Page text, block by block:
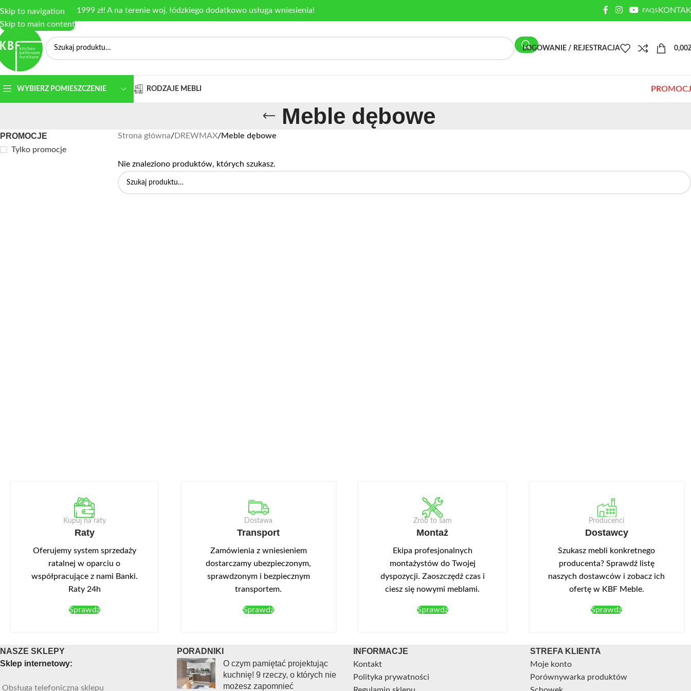
Skip to navigation
Skip to main content
dostawa od 1999 zł! A na terenie woj. łódzkiego dodatkowo usługa wniesienia! FAQS
LOGOWANIE / REJESTRACJA 0,00
WYBIERZ POMIESZCZENIE RODZAJE MEBLI
Meble dębowe
PROMOCJE
Tylko promocje
Strona główna/DREWMAX/Meble dębowe
Nie znaleziono produktów, których szukasz.
Kupuj na raty
Raty
Oferujemy system sprzedaży
ratalnej w oparciu o
współpracujące z nami Banki.
Raty 24h
Sprawdź
Dostawa
Transport
Zamówienia z wniesieniem
dostarczamy ubezpieczonym,
sprawdzonym i bezpiecznym
transportem.
Sprawdź
Zrób to sam
Montaż
Ekipa profesjonalnych
montażystów do Twojej
dyspozycji. Zaoszczędź czas i
ciesz się nowymi meblami.
Sprawdź
Producenci
Dostawcy
Szukasz mebli konkretnego
producenta? Sprawdź listę
naszych dostawców i zobacz ich
ofertę w KBF Meble.
Sprawdź
NASZE SKLEPY
Sklep internetowy:
Obsługa telefoniczna sklepu
PORADNIKI
O czym pamiętać projektując
kuchnię! 9 rzeczy, o których nie
możesz zapomnieć
INFORMACJE
Kontakt
Polityka prywatności
STREFA KLIENTA
Moje konto
Porównywarka produktów